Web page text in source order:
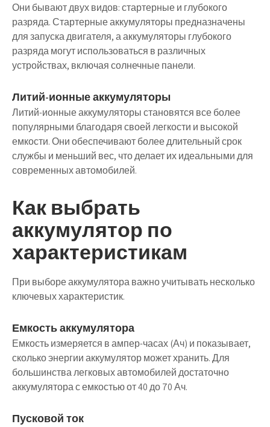
Они бывают двух видов: стартерные и глубокого
разряда. Стартерные аккумуляторы предназначены
для запуска двигателя, а аккумуляторы глубокого
разряда могут использоваться в различных
устройствах, включая солнечные панели.
Литий-ионные аккумуляторы
Литий-ионные аккумуляторы становятся все более
популярными благодаря своей легкости и высокой
емкости. Они обеспечивают более длительный срок
службы и меньший вес, что делает их идеальными для
современных автомобилей.
Как выбрать
аккумулятор по
характеристикам
При выборе аккумулятора важно учитывать несколько
ключевых характеристик.
Емкость аккумулятора
Емкость измеряется в ампер-часах (Ач) и показывает,
сколько энергии аккумулятор может хранить. Для
большинства легковых автомобилей достаточно
аккумулятора с емкостью от 40 до 70 Ач.
Пусковой ток